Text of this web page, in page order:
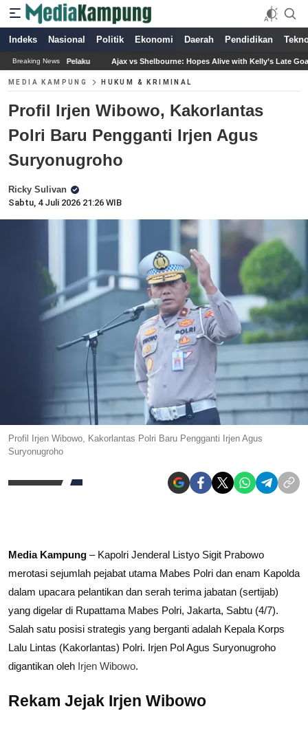
Indeks Nasional Politik Ekonomi Daerah Pendidikan
Breaking News
Ajax vs Shelbourne: Hopes Alive with Kelly’s Late Goal and Beach’s Heroics
MEDIA KAMPUNG HUKUM & KRIMINAL
Profil Irjen Wibowo, Kakorlantas
Polri Baru Pengganti Irjen Agus
Suryonugroho
Ricky Sulivan
Sabtu, 4 Juli 2026 21:26 WIB
Profil Irjen Wibowo, Kakorlantas Polri Baru Pengganti Irjen Agus
Suryonugroho
Media Kampung – Kapolri Jenderal Listyo Sigit Prabowo
merotasi sejumlah pejabat utama Mabes Polri dan enam Kapolda
dalam upacara pelantikan dan serah terima jabatan (sertijab)
yang digelar di Rupattama Mabes Polri, Jakarta, Sabtu (4/7).
Salah satu posisi strategis yang berganti adalah Kepala Korps
Lalu Lintas (Kakorlantas) Polri. Irjen Pol Agus Suryonugroho
digantikan oleh Irjen Wibowo.
Rekam Jejak Irjen Wibowo